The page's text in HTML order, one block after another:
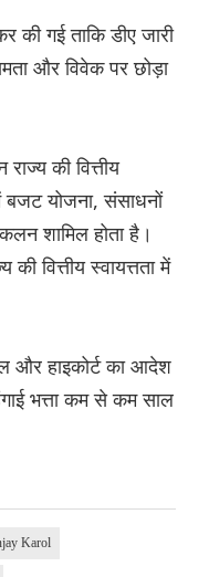
गई ताकि डीए जारी
और विवेक पर छोड़ा
की वित्तीय
योजना, संसाधनों
शामिल होता है।
वित्तीय स्वायत्तता में
और हाइकोर्ट का आदेश
भत्ता कम से कम साल
Karol